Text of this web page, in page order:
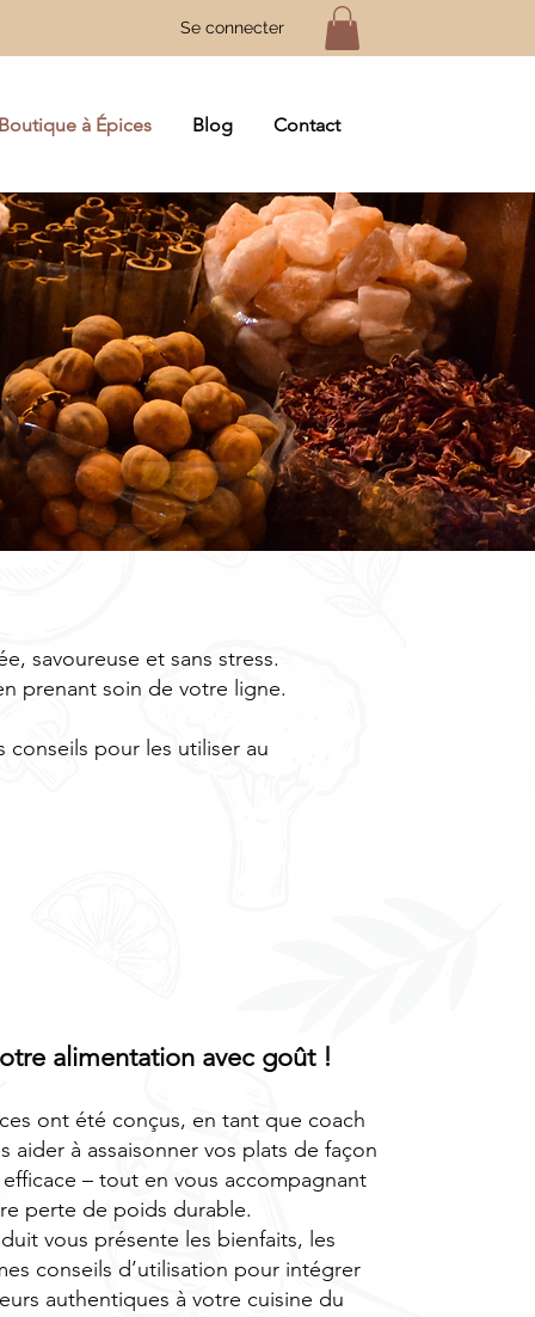
Se connecter
à Épices Blog Contact
savoureuse et sans stress.
prenant soin de votre ligne.
conseils pour les utiliser au
alimentation avec goût !
ont été conçus, en tant que coach
aider à assaisonner vos plats de façon
– tout en vous accompagnant
perte de poids durable.
vous présente les bienfaits, les
conseils d’utilisation pour intégrer
authentiques à votre cuisine du